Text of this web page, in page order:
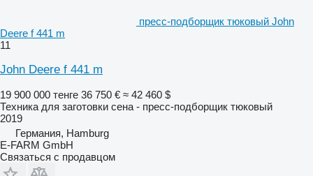
пресс-подборщик тюковый John
Deere f 441 m
11
John Deere f 441 m
19 900 000 тенге 36 750 € ≈ 42 460 $
Техника для заготовки сена - пресс-подборщик тюковый
2019
Германия, Hamburg
E-FARM GmbH
Связаться с продавцом